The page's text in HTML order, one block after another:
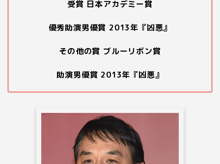
受賞 日本アカデミー賞
優秀助演男優賞 2013年『凶悪』
その他の賞 ブルーリボン賞
助演男優賞 2013年『凶悪』